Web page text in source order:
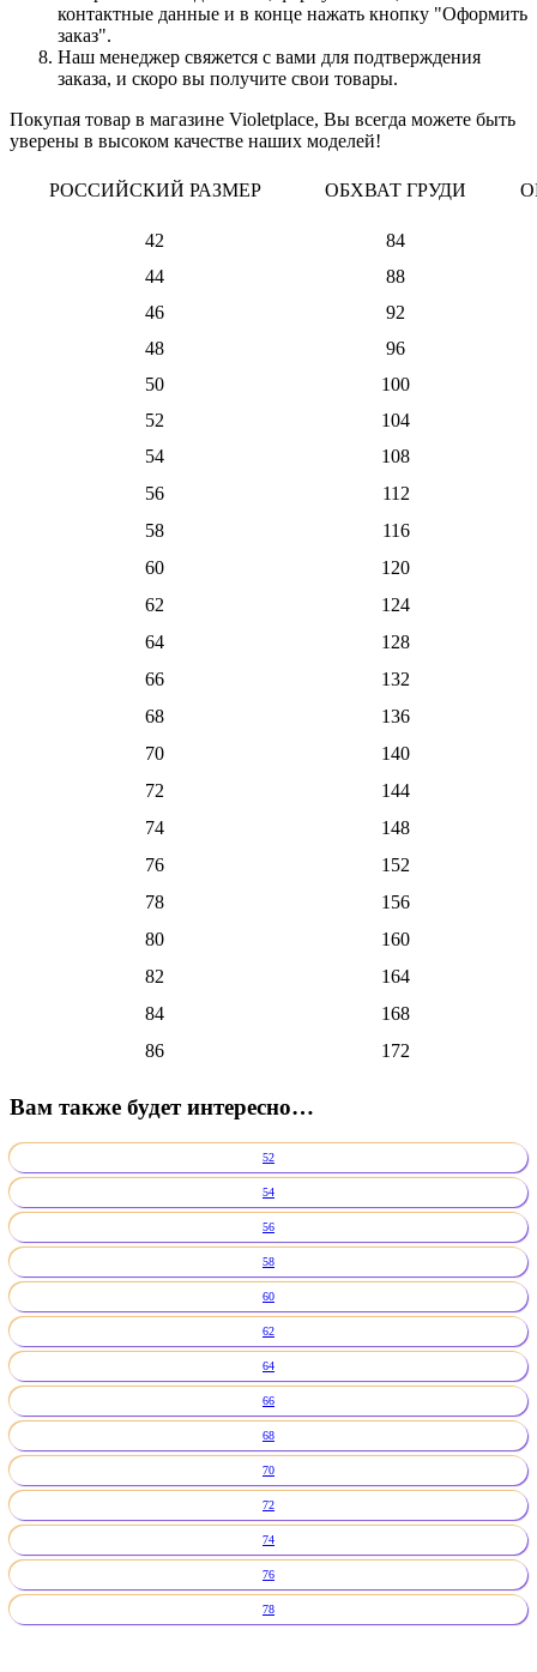
контактные данные и в конце нажать кнопку "Оформить
заказ".
Наш менеджер свяжется с вами для подтверждения
заказа, и скоро вы получите свои товары.
Покупая товар в магазине Violetplace, Вы всегда можете быть
уверены в высоком качестве наших моделей!
РОССИЙСКИЙ РАЗМЕР ОБХВАТ ГРУДИ
42
84
44
88
46
92
48
96
50
100
52
104
54
108
56
112
58
116
60
120
62
124
64
128
66
132
68
136
70
140
72
144
74
148
76
152
78
156
80
160
82
164
84
168
86
172
Вам также будет интересно…
52
54
56
58
60
62
64
66
68
70
72
74
76
78